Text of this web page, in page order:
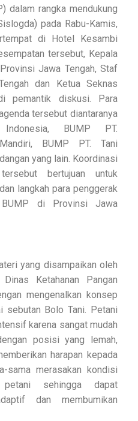
dalam rangka mendukung
pada Rabu-Kamis,
di Hotel Kesambi
tersebut, Kepala
Jawa Tengah, Staf
dan Ketua Seknas
pemantik diskusi. Para
tersebut diantaranya
BUMP PT.
BUMP PT. Tani
yang lain. Koordinasi
bertujuan untuk
langkah para penggerak
BUMP di Provinsi Jawa
yang disampaikan oleh
Ketahanan Pangan
mengenalkan konsep
sebutan Bolo Tani. Petani
karena sangat mudah
posisi yang lemah,
harapan kepada
sama merasakan kondisi
sehingga dapat
dan membumikan